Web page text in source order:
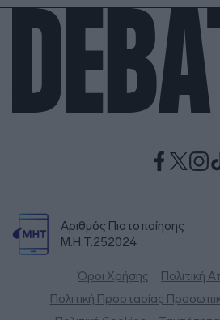
Αριθμός Πιστοποίησης
Μ.Η.Τ.252024
Όροι Χρήσης
Πολιτική
Πολιτική Προστασίας